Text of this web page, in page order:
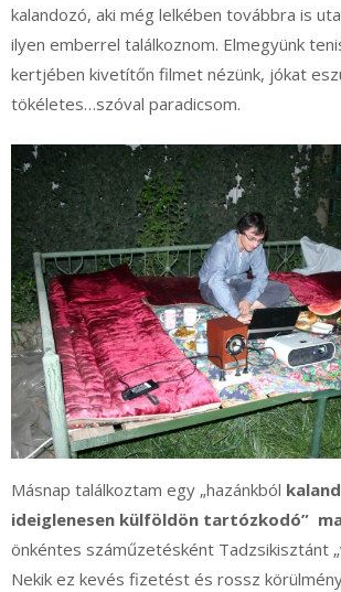
kalandozó, aki még lelkében továbbra is
ilyen emberrel találkoznom. Elmegyünk
kertjében kivetítőn filmet nézünk, jókat
tökéletes…szóval paradicsom.
Másnap találkoztam egy „hazánkból
ideiglenesen külföldön tartózkodó”
önkéntes száműzetésként Tadzsikisztánt
Nekik ez kevés fizetést és rossz